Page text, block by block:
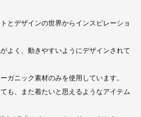
とデザインの世界からインスピレーショ
よく、動きやすいようにデザインされて
ガニック素材のみを使用しています。
も、また着たいと思えるようなアイテム